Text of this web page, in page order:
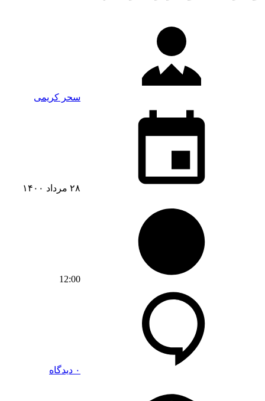
سحر کریمی
۲۸ مرداد ۱۴۰۰
12:00
۰ دیدگاه